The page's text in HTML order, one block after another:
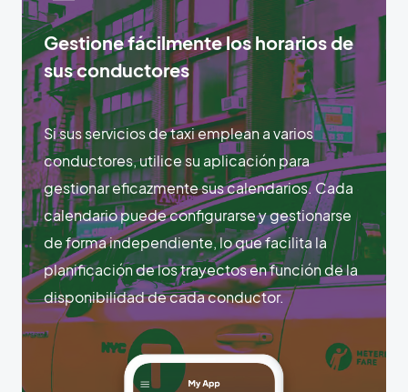
Gestione fácilmente los horarios de
sus conductores
Si sus servicios de taxi emplean a varios
conductores, utilice su aplicación para
gestionar eficazmente sus calendarios. Cada
calendario puede configurarse y gestionarse
de forma independiente, lo que facilita la
planificación de los trayectos en función de la
disponibilidad de cada conductor.